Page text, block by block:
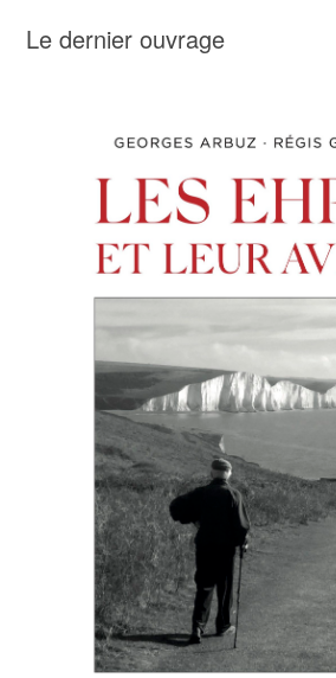
Le dernier ouvrage